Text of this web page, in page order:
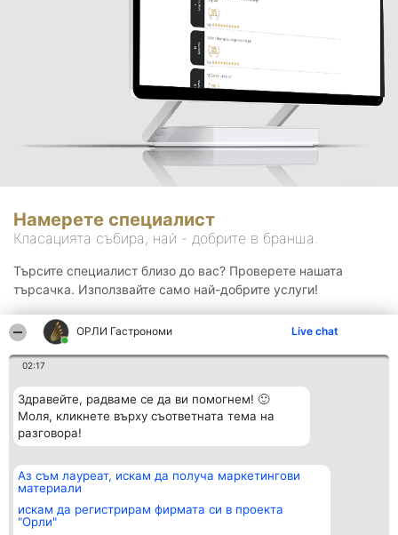
ОРЛИ Гастрономи Live chat
02:17
Здравейте, радваме се да ви помогнем! 🙂
Моля, кликнете върху съответната тема на
разговора!
Аз съм лауреат, искам да получа маркетингови
материали
искам да регистрирам фирмата си в проекта
"Орли"
Намерете специалист
Класацията събира, най - добрите в бранша.
Търсите специалист близо до вас? Проверете нашата
търсачка. Използвайте само най-добрите услуги!
Организатор на
класиране
BulevardulAleea Timișul De
Sus Nr. 2, Bl. A30, Sc. A, Et.
Класация
всички
Контакти